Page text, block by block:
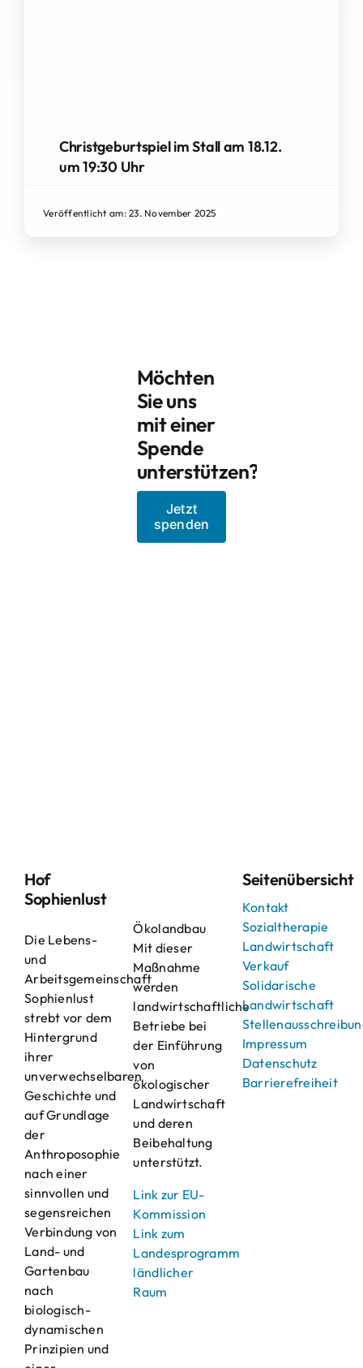
Christgeburtspiel im Stall am 18.12.
um 19:30 Uhr
Veröffentlicht am: 23. November 2025
Möchten
Sie uns
mit einer
Spende
unterstützen?
Jetzt
spenden
Hof
Sophienlust
Die Lebens-
und
Arbeitsgemeinschaft
Sophienlust
strebt vor dem
Hintergrund
ihrer
unverwechselbaren
Geschichte und
auf Grundlage
der
Anthroposophie
nach einer
sinnvollen und
segensreichen
Verbindung von
Land- und
Gartenbau
nach
biologisch-
dynamischen
Prinzipien und
Ökolandbau
Mit dieser
Maßnahme
werden
landwirtschaftliche
Betriebe bei
der Einführung
von
ökologischer
Landwirtschaft
und deren
Beibehaltung
unterstützt.
Link zur EU-
Kommission
Link zum
Landesprogramm
ländlicher
Raum
Seitenübersicht
Kontakt
Sozialtherapie
Landwirtschaft
Verkauf
Solidarische
Landwirtschaft
Impressum
Datenschutz
Barrierefreiheit